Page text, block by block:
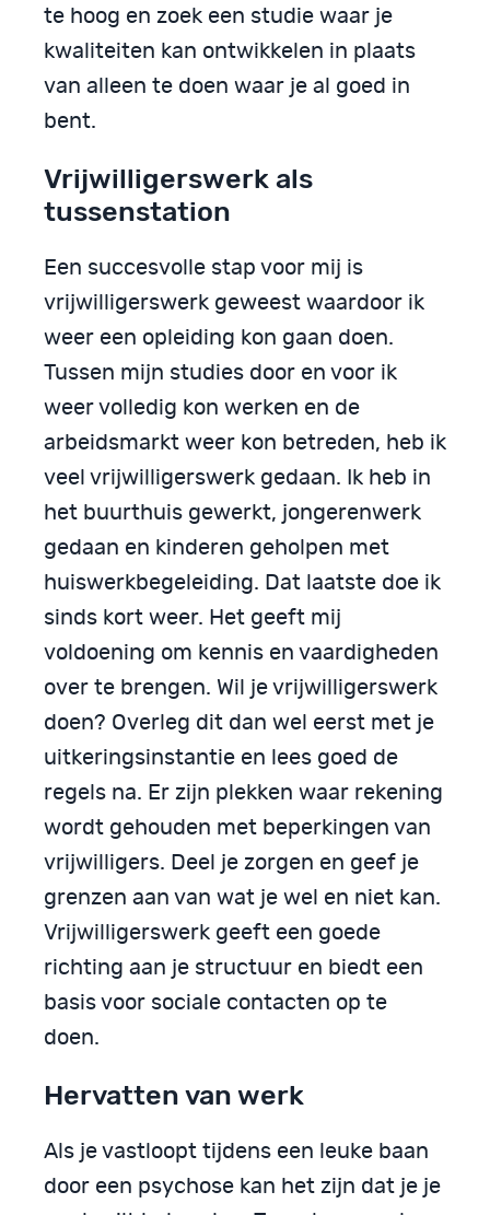
te hoog en zoek een studie waar je
kwaliteiten kan ontwikkelen in plaats
van alleen te doen waar je al goed in
bent.
Vrijwilligerswerk als
tussenstation
Een succesvolle stap voor mij is
vrijwilligerswerk geweest waardoor ik
weer een opleiding kon gaan doen.
Tussen mijn studies door en voor ik
weer volledig kon werken en de
arbeidsmarkt weer kon betreden, heb ik
veel vrijwilligerswerk gedaan. Ik heb in
het buurthuis gewerkt, jongerenwerk
gedaan en kinderen geholpen met
huiswerkbegeleiding. Dat laatste doe ik
sinds kort weer. Het geeft mij
voldoening om kennis en vaardigheden
over te brengen. Wil je vrijwilligerswerk
doen? Overleg dit dan wel eerst met je
uitkeringsinstantie en lees goed de
regels na. Er zijn plekken waar rekening
wordt gehouden met beperkingen van
vrijwilligers. Deel je zorgen en geef je
grenzen aan van wat je wel en niet kan.
Vrijwilligerswerk geeft een goede
richting aan je structuur en biedt een
basis voor sociale contacten op te
doen.
Hervatten van werk
Als je vastloopt tijdens een leuke baan
door een psychose kan het zijn dat je je